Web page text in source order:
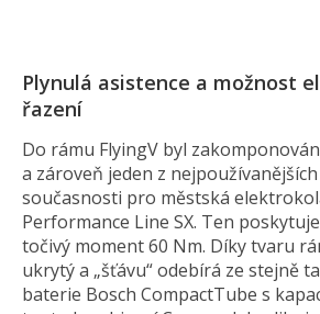
Plynulá asistence a možnost
řazení
Do rámu FlyingV byl
a zároveň jeden z
současnosti pro městská
Performance Line SX. Ten
točivý moment 60 Nm. Díky tvaru
ukrytý a „šťávu“ odebírá ze stejně
baterie Bosch CompactTube s